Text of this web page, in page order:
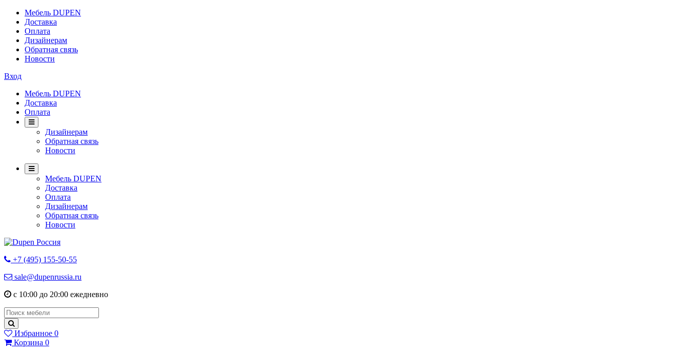
Мебель DUPEN
Доставка
Оплата
Дизайнерам
Обратная связь
Новости
Вход
Мебель DUPEN
Доставка
Оплата
Дизайнерам
Обратная связь
Новости
Мебель DUPEN
Доставка
Оплата
Дизайнерам
Обратная связь
Новости
+7 (495) 155-50-55
sale@dupenrussia.ru
с 10:00 до 20:00 ежедневно
Избранное 0
Корзина 0